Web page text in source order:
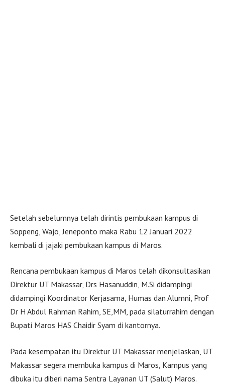
Setelah sebelumnya telah dirintis pembukaan kampus di
Soppeng, Wajo, Jeneponto maka Rabu 12 Januari 2022
kembali di jajaki pembukaan kampus di Maros.
Rencana pembukaan kampus di Maros telah dikonsultasikan
Direktur UT Makassar, Drs Hasanuddin, M.Si didampingi
didampingi Koordinator Kerjasama, Humas dan Alumni, Prof
Dr H Abdul Rahman Rahim, SE,MM, pada silaturrahim dengan
Bupati Maros HAS Chaidir Syam di kantornya.
Pada kesempatan itu Direktur UT Makassar menjelaskan, UT
Makassar segera membuka kampus di Maros, Kampus yang
dibuka itu diberi nama Sentra Layanan UT (Salut) Maros.